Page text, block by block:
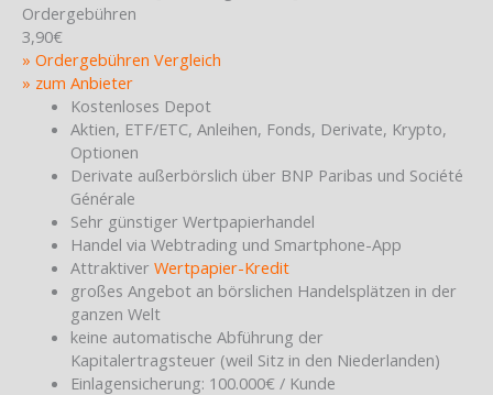
Ordergebühren
3,90€
» Ordergebühren Vergleich
» zum Anbieter
Kostenloses Depot
Aktien, ETF/ETC, Anleihen, Fonds, Derivate, Krypto,
Optionen
Derivate außerbörslich über BNP Paribas und Société
Générale
Sehr günstiger Wertpapierhandel
Handel via Webtrading und Smartphone-App
Attraktiver Wertpapier-Kredit
großes Angebot an börslichen Handelsplätzen in der
ganzen Welt
keine automatische Abführung der
Kapitalertragsteuer (weil Sitz in den Niederlanden)
Einlagensicherung: 100.000€ / Kunde